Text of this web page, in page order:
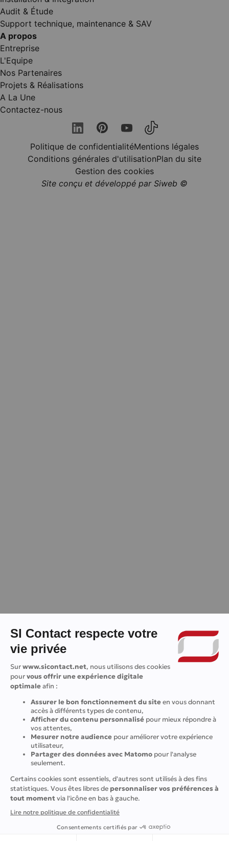
Audit & Étude
Support technique, maintenance & SAV
A propos
Entreprise
L'Equipe
Nos Partenaires
Projets & Réalisations
A La Une
Contactez-nous
Politique de confidentialitéMentions légales
Conditions générales d'utilisationPlan du site
Gestion des cookies
Site conçu et développé par Siweb ©